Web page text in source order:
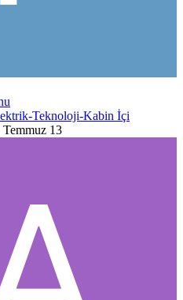
Teknoloji-Kabin İçi
Temmuz 13